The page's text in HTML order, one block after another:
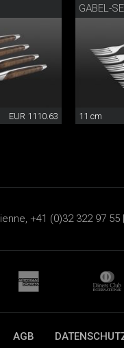
EUR 1110.63
GABEL-
11 cm
+41 (0)32 322 97 55 |
AGB